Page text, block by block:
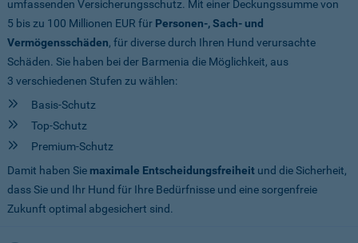
umfassenden Versicherungsschutz. Mit einer Deckungssumme von
5 bis zu 100 Millionen EUR für Personen-, Sach- und
Vermögensschäden, für diverse durch Ihren Hund verursachte
Schäden. Sie haben bei der Barmenia die Möglichkeit, aus
3 verschiedenen Stufen zu wählen:
Basis-Schutz
Top-Schutz
Premium-Schutz
Damit haben Sie maximale Entscheidungsfreiheit und die Sicherheit,
dass Sie und Ihr Hund für Ihre Bedürfnisse und eine sorgenfreie
Zukunft optimal abgesichert sind.